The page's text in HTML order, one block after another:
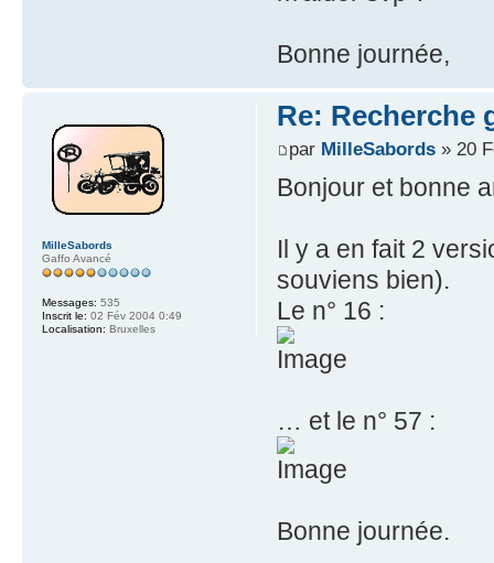
Bonne journée,
Re: Recherche
par MilleSabords» 20
Bonjour et bonne
Il y a en fait 2
souviens bien).
Le n° 16 :
… et le n° 57 :
Bonne journée.
MilleSabords
Gaffo Avancé
Messages: 535
Inscrit le: 02 Fév 2004 0:49
Localisation: Bruxelles